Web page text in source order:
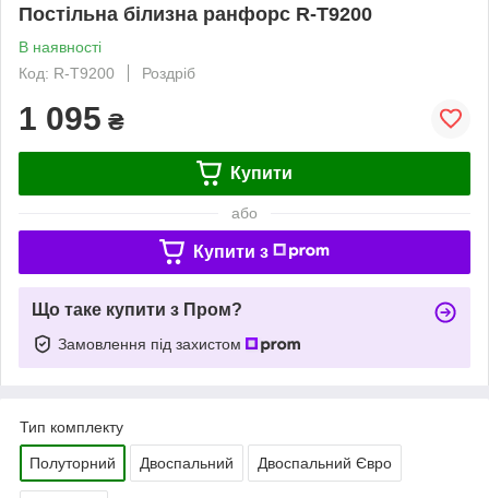
Постільна білизна ранфорс R-T9200
В наявності
Код: R-T9200
Роздріб
1 095 ₴
Купити
або
Купити з
Що таке купити з Пром?
Замовлення під захистом
Тип комплекту
Полуторний Двоспальний Двоспальний Євро